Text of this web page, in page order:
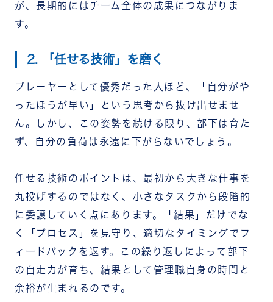
が、長期的にはチーム全体の成果につながりま
す。
2. 「任せる技術」を磨く
プレーヤーとして優秀だった人ほど、「自分がや
ったほうが早い」という思考から抜け出せませ
ん。しかし、この姿勢を続ける限り、部下は育た
ず、自分の負荷は永遠に下がらないでしょう。
任せる技術のポイントは、最初から大きな仕事を
丸投げするのではなく、小さなタスクから段階的
に委譲していく点にあります。「結果」だけでな
く「プロセス」を見守り、適切なタイミングでフ
ィードバックを返す。この繰り返しによって部下
の自走力が育ち、結果として管理職自身の時間と
余裕が生まれるのです。